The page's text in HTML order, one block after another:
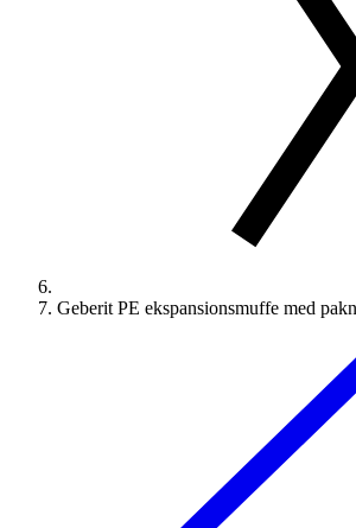
Geberit PE ekspansionsmuffe med